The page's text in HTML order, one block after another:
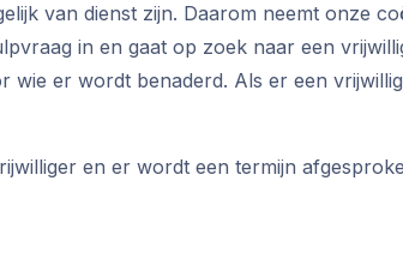
van dienst zijn. Daarom neemt onze
in en gaat op zoek naar een
er wordt benaderd. Als er een
en er wordt een termijn